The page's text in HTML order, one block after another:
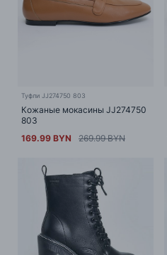
Туфли JJ274750 803
Кожаные мокасины JJ274750
803
169.99 BYN
269.99 BYN